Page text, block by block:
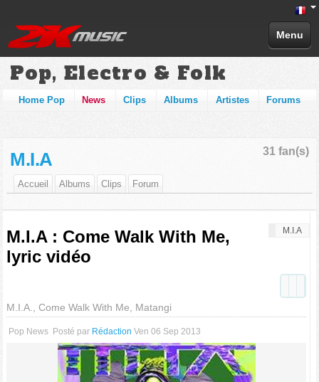
Menu
Pop, Electro & Folk
Home Pop News Clips Albums Artistes Forums
31 fan(s)
M.I.A
Accueil Albums Clips Forum
M.I.A
M.I.A : Come Walk With Me,
lyric vidéo
M.I.A., Come Walk With Me, Matangi
Pop News Posté par Rédaction Ven 06 Sep 2013